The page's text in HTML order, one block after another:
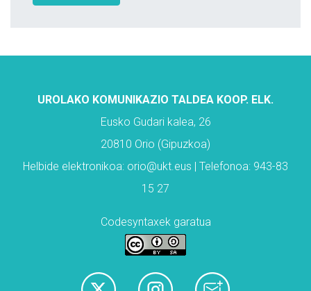
UROLAKO KOMUNIKAZIO TALDEA KOOP. ELK.
Eusko Gudari kalea, 26
20810 Orio (Gipuzkoa)
Helbide elektronikoa: orio@ukt.eus | Telefonoa: 943-83
15 27
Codesyntaxek garatua